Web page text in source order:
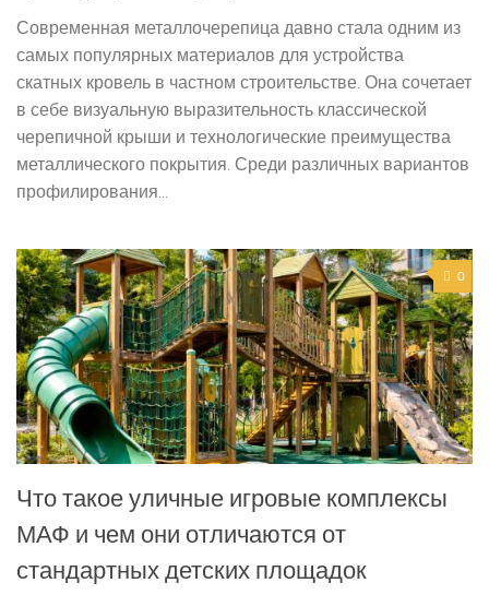
Современная металлочерепица давно стала одним из
самых популярных материалов для устройства
скатных кровель в частном строительстве. Она сочетает
в себе визуальную выразительность классической
черепичной крыши и технологические преимущества
металлического покрытия. Среди различных вариантов
профилирования...
0
Что такое уличные игровые комплексы
МАФ и чем они отличаются от
стандартных детских площадок